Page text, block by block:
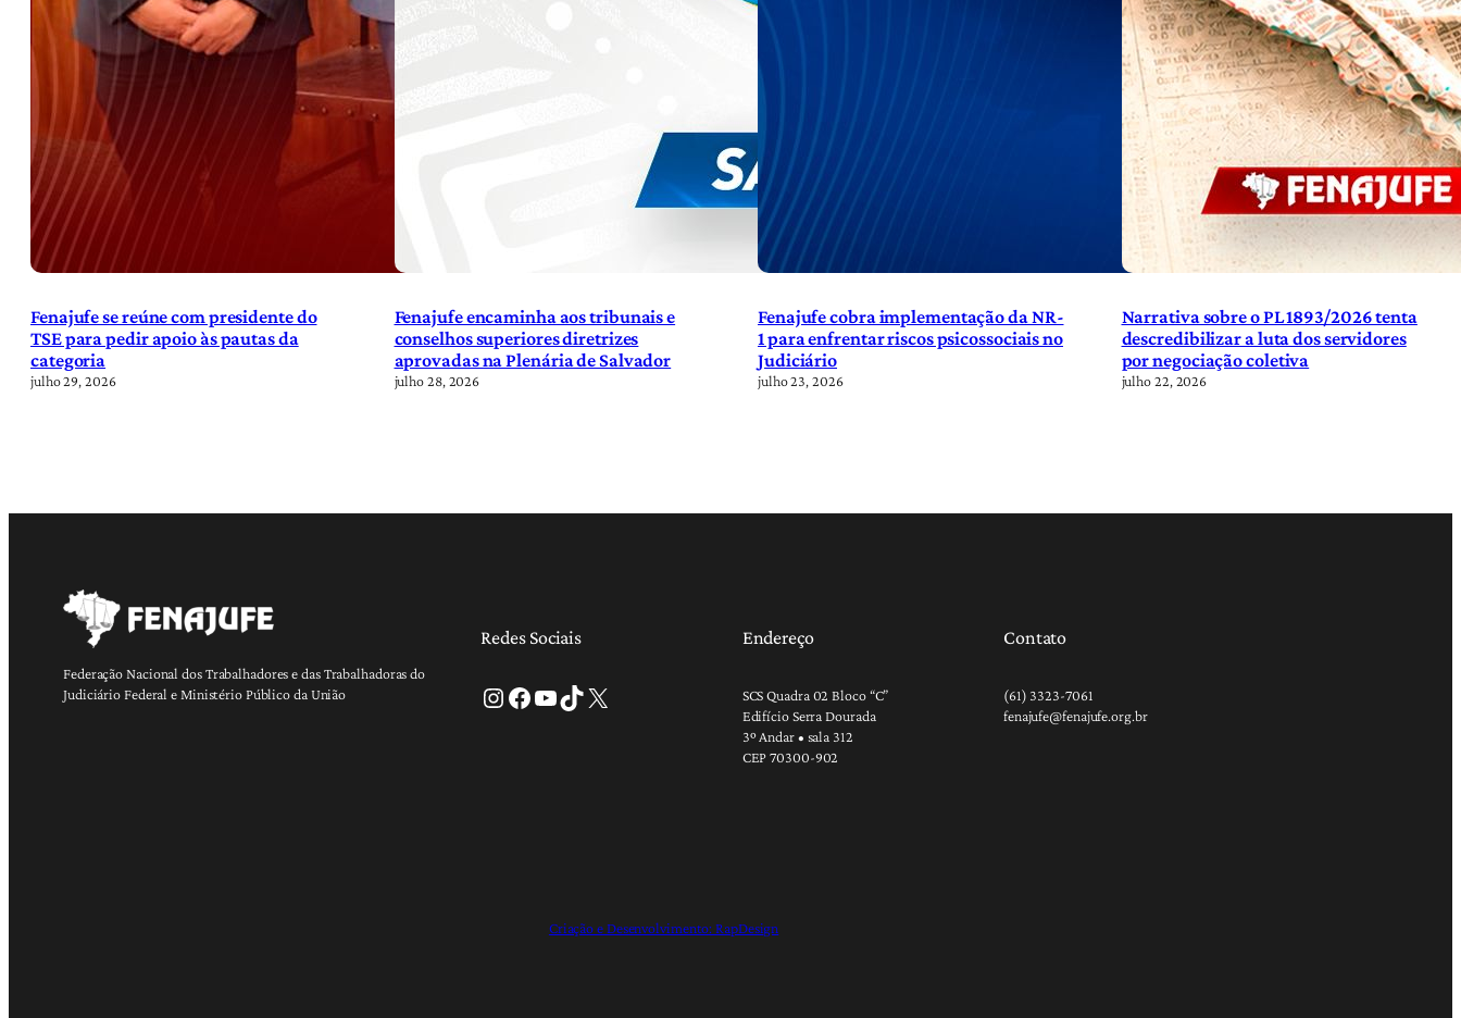
Fenajufe se reúne com presidente do
TSE para pedir apoio às pautas da
categoria
julho 29, 2026
Fenajufe encaminha aos tribunais e
conselhos superiores diretrizes
aprovadas na Plenária de Salvador
julho 28, 2026
Fenajufe cobra implementação da NR-
1 para enfrentar riscos psicossociais no
Judiciário
julho 23, 2026
Narrativa sobre o PL 1893/2026 tenta
descredibilizar a luta dos servidores
por negociação coletiva
julho 22, 2026
Federação Nacional dos Trabalhadores e das Trabalhadoras do
Judiciário Federal e Ministério Público da União
Redes Sociais
Instagram Facebook Youtube TikTok X
Endereço
SCS Quadra 02 Bloco “C”
Edifício Serra Dourada
3º Andar • sala 312
CEP 70300-902
Contato
(61) 3323-7061
fenajufe@fenajufe.org.br
Criação e Desenvolvimento: RapDesign